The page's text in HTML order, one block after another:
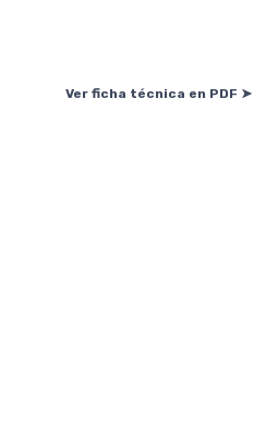
Ver ficha técnica en PDF ➤